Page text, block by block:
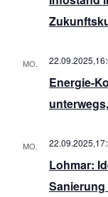
MO.
Energie-
MO.
Lohmar: